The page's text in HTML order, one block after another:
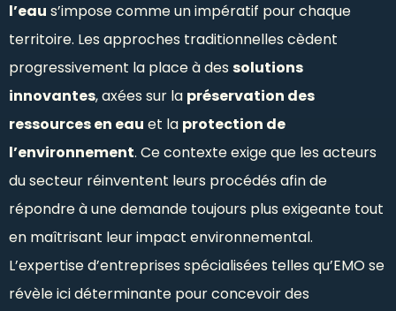
l’eau s’impose comme un impératif pour chaque
territoire. Les approches traditionnelles cèdent
progressivement la place à des solutions
innovantes, axées sur la préservation des
ressources en eau et la protection de
l’environnement. Ce contexte exige que les acteurs
du secteur réinventent leurs procédés afin de
répondre à une demande toujours plus exigeante tout
en maîtrisant leur impact environnemental.
L’expertise d’entreprises spécialisées telles qu’EMO se
révèle ici déterminante pour concevoir des